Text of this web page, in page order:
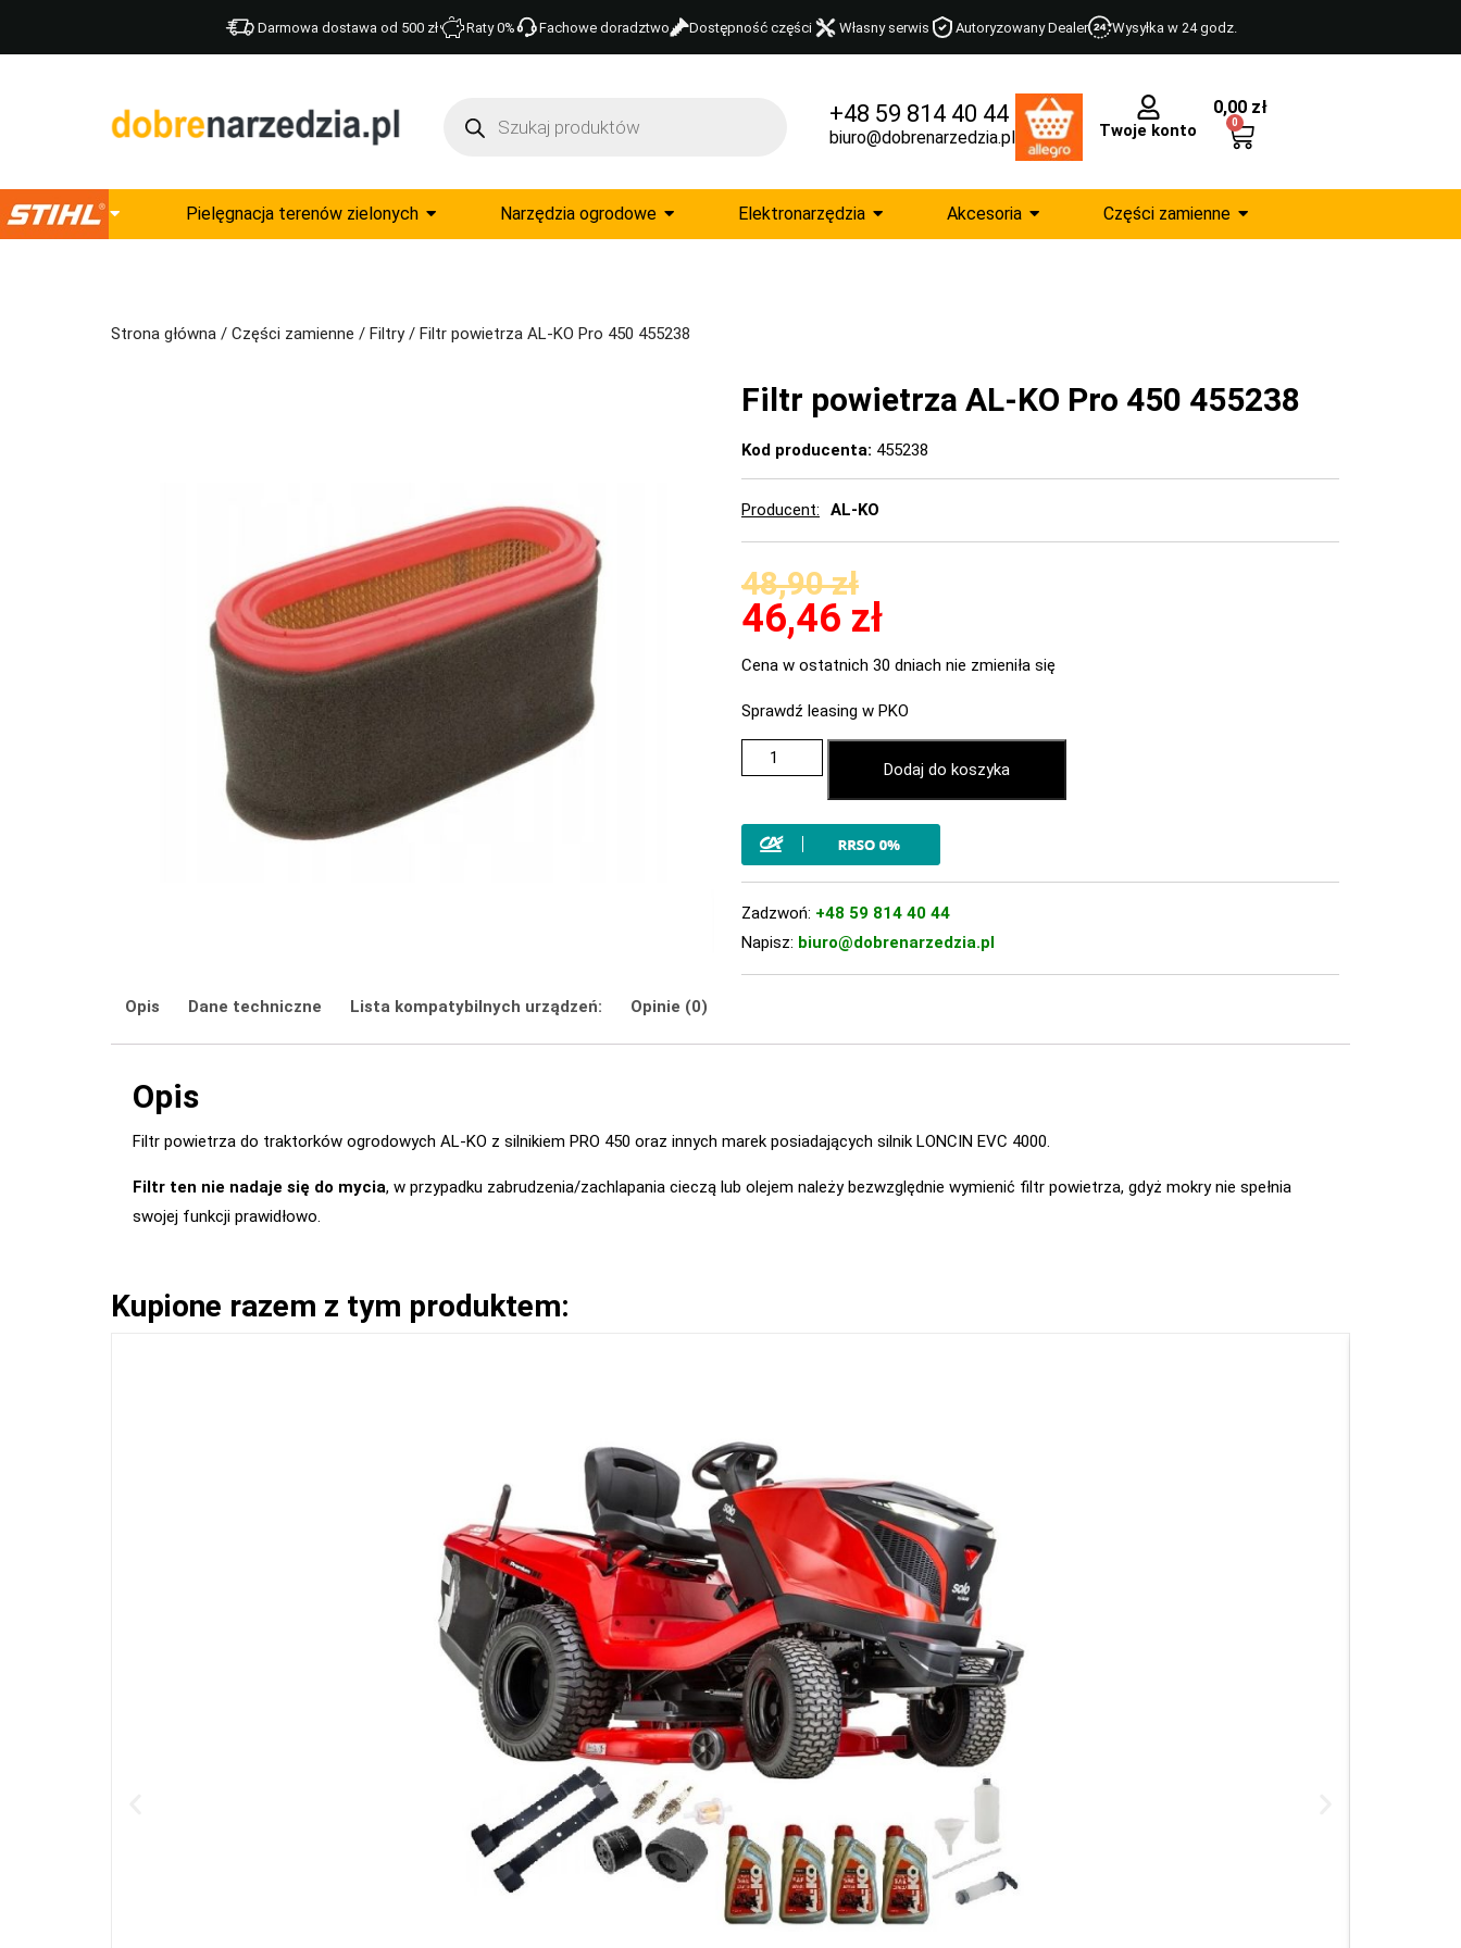
Darmowa dostawa od 500 zł Raty 0% Fachowe doradztwo Dostępność części Własny serwis Autoryzowany Dealer Wysyłka w 24 godz.
+48 59 814 40 44
biuro@dobrenarzedzia.pl Twoje konto
0,00 zł
0
Pielęgnacja terenów zielonych Narzędzia ogrodowe Elektronarzędzia Akcesoria Części zamienne
Strona główna / Części zamienne / Filtry/ Filtr powietrza AL-KO Pro 450 455238
Filtr powietrza AL-KO Pro 450 455238
Kod producenta: 455238
Producent AL-KO
48,90zł
46,46 zł
Cena w ostatnich 30 dniach nie zmieniła się
Sprawdź leasing w PKO
Dodaj do koszyka
Zadzwoń: +48 59 814 40 44
Napisz: biuro@dobrenarzedzia.pl
Opis Dane techniczne Lista kompatybilnych urządzeń: Opinie (0)
Opis
Filtr powietrza do traktorków ogrodowych AL-KO z silnikiem PRO 450 oraz innych marek posiadających silnik LONCIN EVC 4000.
Filtr ten nie nadaje się do mycia, w przypadku zabrudzenia/zachlapania cieczą lub olejem należy bezwzględnie wymienić filtr powietrza, gdyż mokry nie spełnia
swojej funkcji prawidłowo.
Kupione razem z tym produktem: